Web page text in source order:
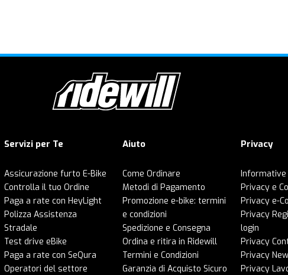
Servizi per Te
Assicurazione furto E-Bike
Controlla il tuo Ordine
Paga a rate con HeyLight
Polizza Assistenza
Stradale
Test drive eBike
Paga a rate con SeQura
Operatori del settore
Aiuto
Come Ordinare
Metodi di Pagamento
Promozione e-bike: termini
e condizioni
Spedizione e Consegna
Ordina e ritira in Ridewill
Termini e Condizioni
Garanzia di Acquisto Sicuro
Privacy
Privacy e
Privacy e-
Privacy
login
Privacy
Privacy
Privacy